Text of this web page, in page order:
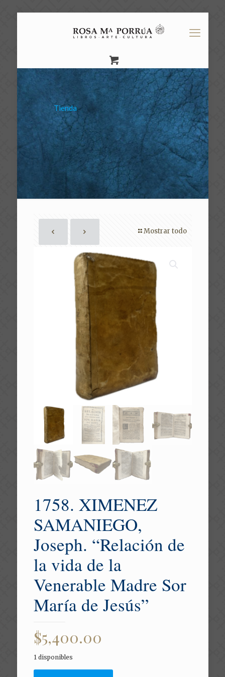
Tienda
Mostrar todo
1758. XIMENEZ
SAMANIEGO,
Joseph. “Relación de
la vida de la
Venerable Madre Sor
María de Jesús”
$5,400.00
1 disponibles